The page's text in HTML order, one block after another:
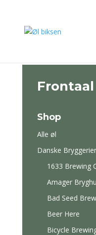
Frontaal
Shop
Alle øl
Danske Bryggerier
1633 Brewing
Amager
Bad Seed
Beer Here
Bicycle